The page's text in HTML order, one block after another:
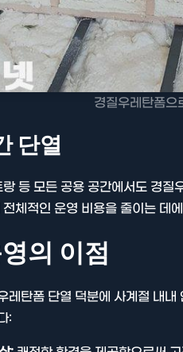
경질우레탄폼으
단열
등 모든 공용 공간에서도 경
체적인 운영 비용을 줄이는 데
의 이점
레탄폼 단열 덕분에 사계절 내
: